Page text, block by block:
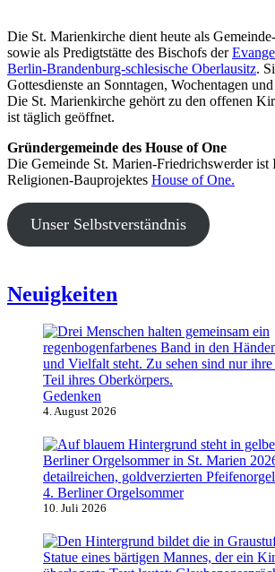
Die St. Marienkirche dient heute als
sowie als Predigtstätte des Bischofs der
Berlin-Brandenburg-schlesische Oberlausitz.
Gottesdienste an Sonntagen, Wochentagen
Die St. Marienkirche gehört zu den offenen
ist täglich geöffnet.
Gründergemeinde des House of One
Die Gemeinde St. Marien-Friedrichswerder
Religionen-Bauprojektes House of One.
Unser Selbstverständnis
Neuigkeiten
Gedenken
4. August 2026
4. Berliner Orgelsommer
10. Juli 2026